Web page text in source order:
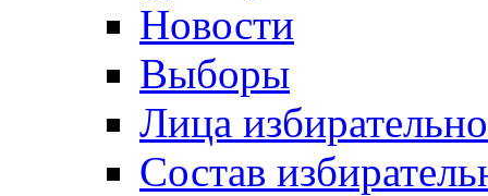
Новости
Выборы
Лица
Состав